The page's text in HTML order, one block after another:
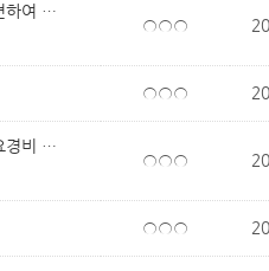
보육교직원 포상금 관련하여 문의드립니..
○○○
○○○
유아반 보조금 기타필요경비 문의 드립니..
○○○
○○○